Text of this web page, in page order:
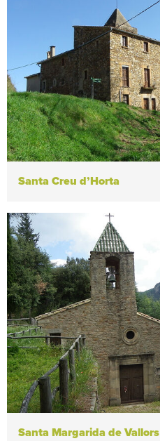
Santa Creu d’Horta
Santa Margarida de Vallors